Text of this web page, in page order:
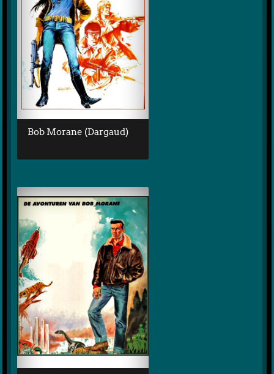
Bob Morane (Dargaud)